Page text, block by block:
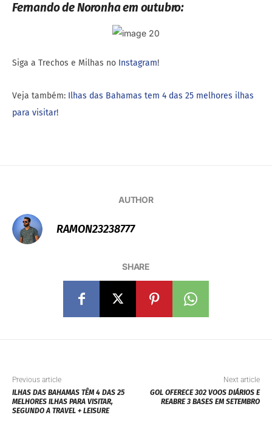
Fernando de Noronha em outubro:
Siga a Trechos e Milhas no Instagram!
Veja também: Ilhas das Bahamas tem 4 das 25 melhores ilhas
para visitar!
AUTHOR
RAMON23238777
SHARE
Previous article
ILHAS DAS BAHAMAS TÊM 4 DAS 25
MELHORES ILHAS PARA VISITAR,
SEGUNDO A TRAVEL + LEISURE
Next article
GOL OFERECE 302 VOOS DIÁRIOS E
REABRE 3 BASES EM SETEMBRO